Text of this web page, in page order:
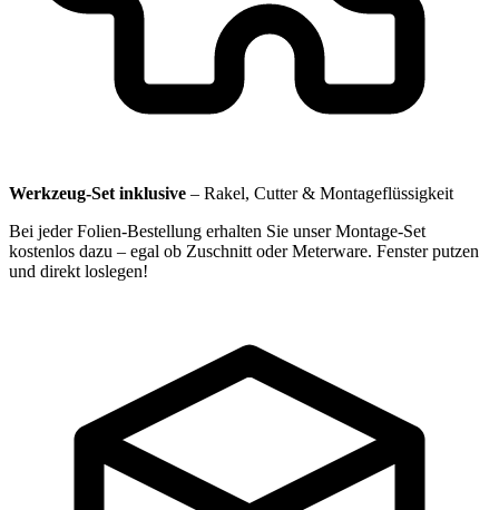
Werkzeug-Set inklusive – Rakel, Cutter & Montageflüssigkeit
Bei jeder Folien-Bestellung erhalten Sie unser Montage-Set
kostenlos dazu – egal ob Zuschnitt oder Meterware. Fenster putzen
und direkt loslegen!